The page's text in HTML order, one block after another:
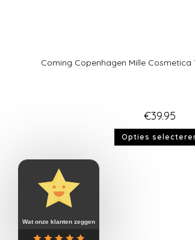
Coming Copenhagen Mille Cosmetica
€39.95
Opties
Wat onze klanten zeggen